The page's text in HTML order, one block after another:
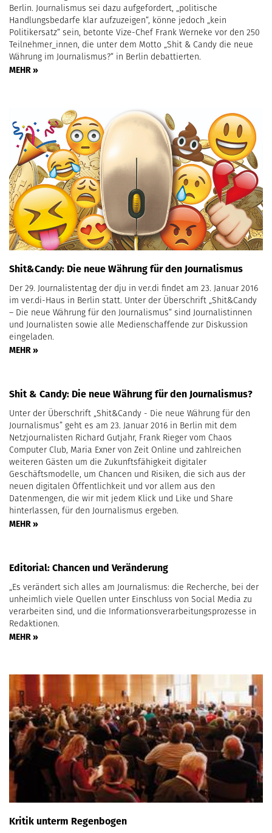
Berlin. Journalismus sei dazu aufgefordert, „politische
Handlungsbedarfe klar aufzuzeigen“, könne jedoch „kein
Politikersatz“ sein, betonte Vize-Chef Frank Werneke vor den 250
Teilnehmer_innen, die unter dem Motto „Shit & Candy die neue
Währung im Journalismus?“ in Berlin debattierten.
MEHR »
Shit&Candy: Die neue Währung für den Journalismus
Der 29. Journalistentag der dju in ver.di findet am 23. Januar 2016
im ver.di-Haus in Berlin statt. Unter der Überschrift „Shit&Candy
– Die neue Währung für den Journalismus“ sind Journalistinnen
und Journalisten sowie alle Medienschaffende zur Diskussion
eingeladen.
MEHR »
Shit & Candy: Die neue Währung für den Journalismus?
Unter der Überschrift „Shit&Candy - Die neue Währung für den
Journalismus” geht es am 23. Januar 2016 in Berlin mit dem
Netzjournalisten Richard Gutjahr, Frank Rieger vom Chaos
Computer Club, Maria Exner von Zeit Online und zahlreichen
weiteren Gästen um die Zukunftsfähigkeit digitaler
Geschäftsmodelle, um Chancen und Risiken, die sich aus der
neuen digitalen Öffentlichkeit und vor allem aus den
Datenmengen, die wir mit jedem Klick und Like und Share
hinterlassen, für den Journalismus ergeben.
MEHR »
Editorial: Chancen und Veränderung
„Es verändert sich alles am Journalismus: die Recherche, bei der
unheimlich viele Quellen unter Einschluss von Social Media zu
verarbeiten sind, und die Informationsverarbeitungsprozesse in
Redaktionen.
MEHR »
Kritik unterm Regenbogen